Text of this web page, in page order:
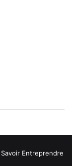
Savoir Entreprendre